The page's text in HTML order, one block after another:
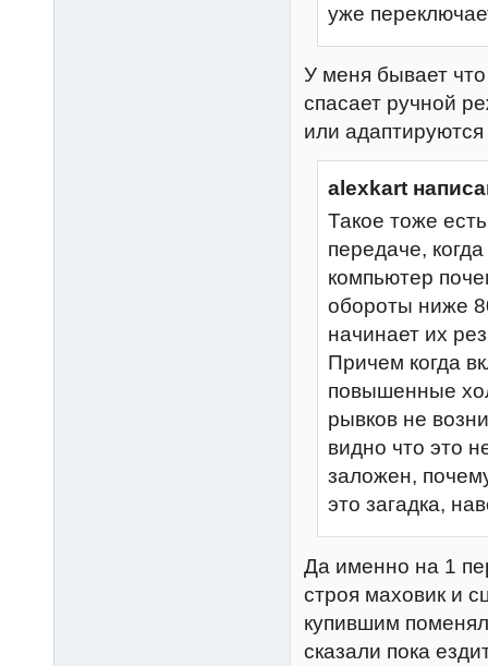
уже
У меня бывает
спасает ручной
или адаптируются
alexkart
Такое тоже
передаче,
компьютер
обороты ниже
начинает их
Причем когда
повышенные
рывков не
видно что это
заложен,
это загадка,
Да именно на 1
строя маховик и
купившим
сказали пока